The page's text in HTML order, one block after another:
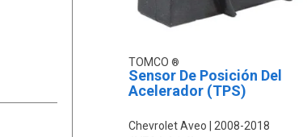
TOMCO
Sensor De Posición Del
Acelerador (TPS)
Chevrolet Aveo
2008-2018